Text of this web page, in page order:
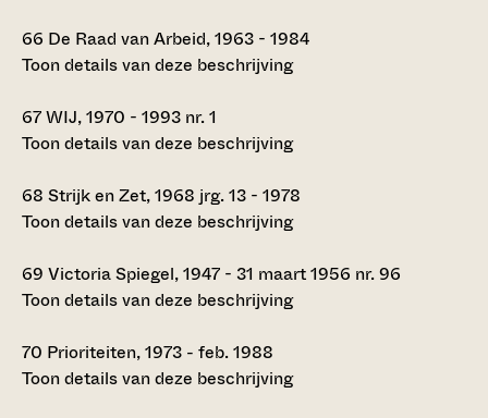
66 De Raad van Arbeid, 1963 - 1984
Toon details van deze beschrijving
67WIJ, 1970 - 1993 nr. 1
Toon details van deze beschrijving
68 Strijk en Zet, 1968 jrg. 13 - 1978
Toon details van deze beschrijving
69 Victoria Spiegel, 1947 - 31 maart 1956 nr. 96
Toon details van deze beschrijving
70 Prioriteiten, 1973 - feb. 1988
Toon details van deze beschrijving